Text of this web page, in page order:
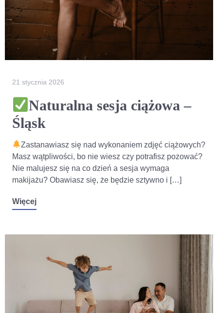
21 stycznia 2026
Naturalna sesja ciążowa –
Śląsk
Zastanawiasz się nad wykonaniem zdjęć ciążowych?
Masz wątpliwości, bo nie wiesz czy potrafisz pozować?
Nie malujesz się na co dzień a sesja wymaga
makijażu? Obawiasz się, że będzie sztywno i […]
Więcej